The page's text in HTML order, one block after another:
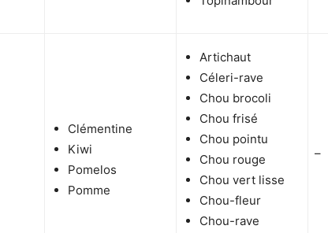
Clémentine
Kiwi
Pomelos
Pomme
Artichaut
Céleri-rave
Chou brocoli
Chou frisé
Chou pointu
Chou rouge
Chou vert lisse
Chou-fleur
Chou-rave
–